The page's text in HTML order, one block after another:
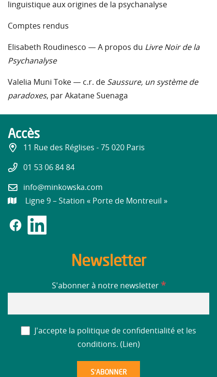
linguistique aux origines de la psychanalyse
Comptes rendus
Elisabeth Roudinesco — A propos du Livre Noir de la
Psychanalyse
Valelia Muni Toke — c.r. de Saussure, un système de
paradoxes, par Akatane Suenaga
Accès
11 Rue des Réglises - 75 020 Paris
01 53 06 84 84
info@minkowska.com
Ligne 9 – Station « Porte de Montreuil »
Newsletter
S'abonner à notre newsletter *
J'accepte la politique de confidentialité et les
conditions. ( Lien)